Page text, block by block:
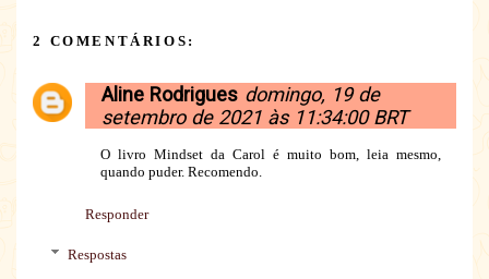
2 COMENTÁRIOS:
Aline Rodrigues domingo, 19 de
setembro de 2021 às 11:34:00 BRT
O livro Mindset da Carol é muito bom, leia mesmo,
quando puder. Recomendo.
Responder
Respostas